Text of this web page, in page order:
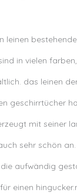
leinen
in vielen
das leinen
geschirrtücher
mit seiner
sehr schön
aufwändig
einen